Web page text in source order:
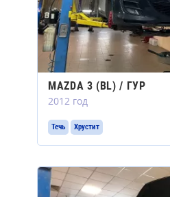
MAZDA 3 (BL) / ГУР
2012 год
Течь Хрустит